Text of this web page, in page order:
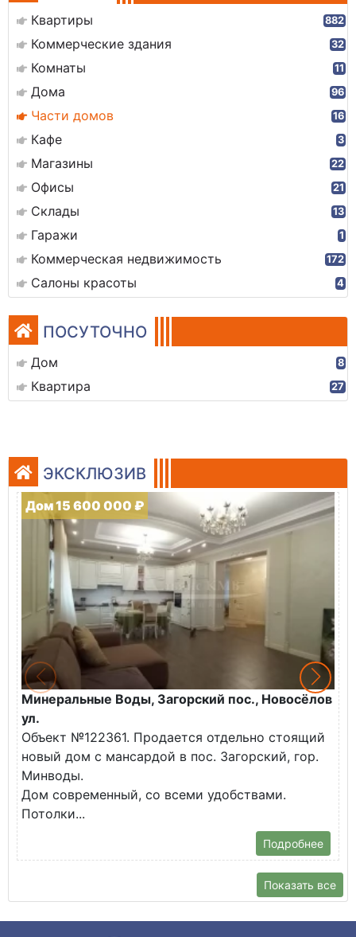
Квартиры 882
Коммерческие здания 32
Комнаты 11
Дома 96
Части домов 16
Кафе 3
Магазины 22
Офисы 21
Склады 13
Гаражи 1
Коммерческая недвижимость 172
Салоны красоты 4
ПОСУТОЧНО
Дом 8
Квартира 27
ЭКСКЛЮЗИВ
Дом 15 600 000 ₽
Минеральные Воды, Загорский пос., Новосёлов
ул.
Объект №122361. Продается отдельно стоящий
новый дом с мансардой в пос. Загорский, гор.
Минводы.
Дом современный, со всеми удобствами.
Потолки...
Подробнее
Показать все